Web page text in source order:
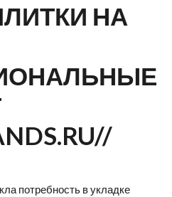
НА
потребность в укладке